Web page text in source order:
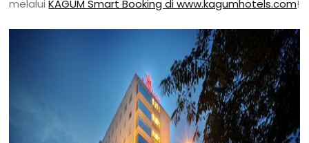
melaluiKAGUM Smart Booking di www.kagumhotels.com!